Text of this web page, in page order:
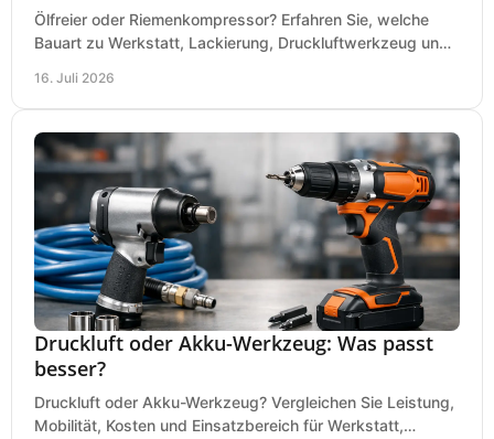
Ölfreier oder Riemenkompressor? Erfahren Sie, welche
Bauart zu Werkstatt, Lackierung, Druckluftwerkzeug und
16. Juli 2026
Druckluft oder Akku-Werkzeug: Was passt
besser?
Druckluft oder Akku-Werkzeug? Vergleichen Sie Leistung,
Mobilität, Kosten und Einsatzbereich für Werkstatt,